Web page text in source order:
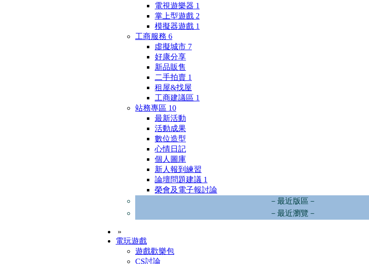
電視遊樂器 1
掌上型遊戲 2
模擬器遊戲 1
工商服務 6
虛擬城市 7
好康分享
新品販售
二手拍賣 1
租屋&找屋
工商建議區 1
站務專區 10
最新活動
活動成果
數位造型
心情日記
個人圖庫
新人報到練習
論壇問題建議 1
榮會及電子報討論
－最近版區－
－最近瀏覽－
»
電玩遊戲
遊戲歡樂包
CS討論